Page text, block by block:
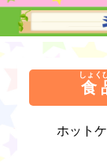
食
しょく
ホット